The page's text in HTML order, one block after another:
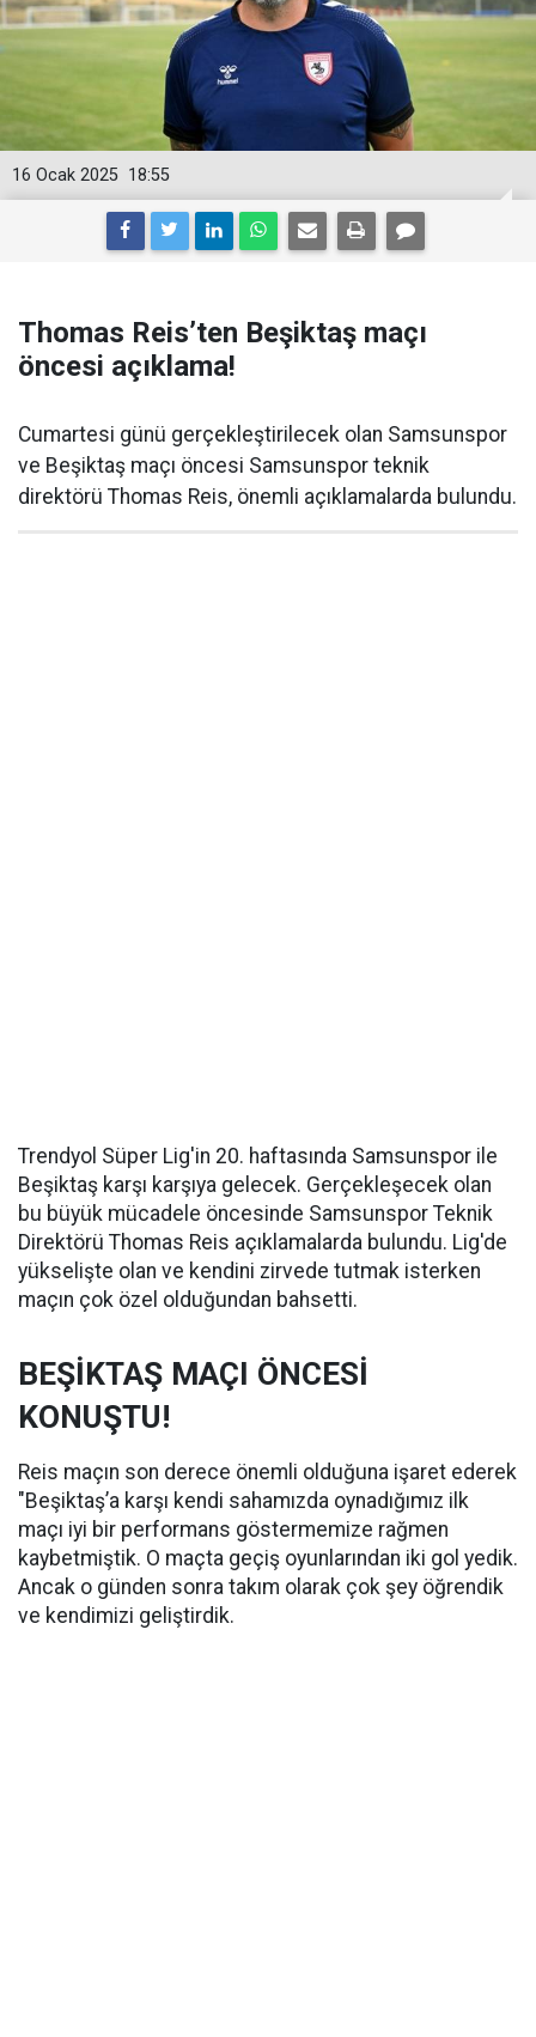
18:55
16 Ocak 2025
Thomas Reis’ten Beşiktaş maçı
öncesi açıklama!
Cumartesi günü gerçekleştirilecek olan Samsunspor
ve Beşiktaş maçı öncesi Samsunspor teknik
direktörü Thomas Reis, önemli açıklamalarda bulundu.
Trendyol Süper Lig'in 20. haftasında Samsunspor ile
Beşiktaş karşı karşıya gelecek. Gerçekleşecek olan
bu büyük mücadele öncesinde Samsunspor Teknik
Direktörü Thomas Reis açıklamalarda bulundu. Lig'de
yükselişte olan ve kendini zirvede tutmak isterken
maçın çok özel olduğundan bahsetti.
BEŞİKTAŞ MAÇI ÖNCESİ
KONUŞTU!
Reis maçın son derece önemli olduğuna işaret ederek
"Beşiktaş’a karşı kendi sahamızda oynadığımız ilk
maçı iyi bir performans göstermemize rağmen
kaybetmiştik. O maçta geçiş oyunlarından iki gol yedik.
Ancak o günden sonra takım olarak çok şey öğrendik
ve kendimizi geliştirdik.